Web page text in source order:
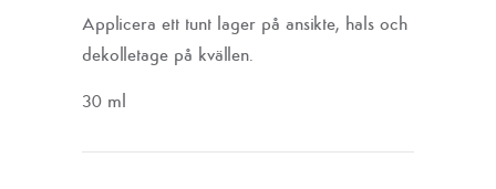
Applicera ett tunt lager på ansikte, hals och
dekolletage på kvällen.
30 ml